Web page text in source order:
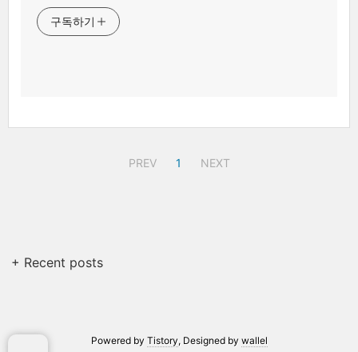
구독하기
PREV 1 NEXT
+ Recent posts
Powered by Tistory, Designed by wallel